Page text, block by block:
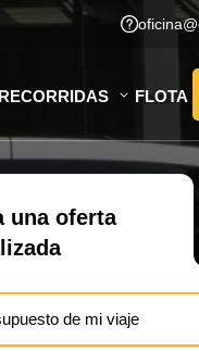
RECORRIDAS FLOTA
una oferta
de mi viaje